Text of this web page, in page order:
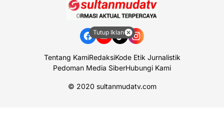
Tutup Iklan
Tentang KamiRedaksiKode Etik Jurnalistik
Pedoman Media SiberHubungi Kami
© 2020 sultanmudatv.com